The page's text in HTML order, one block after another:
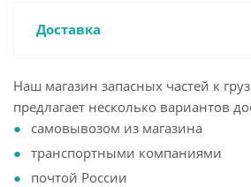
Доставка
Наш магазин запасных частей к
предлагает несколько вариантов
самовывозом из магазина
транспортными компаниями
почтой России